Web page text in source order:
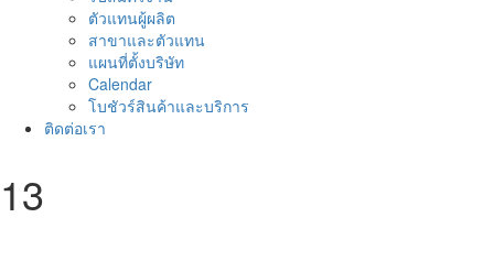
ตัวแทนผู้ผลิต
สาขาและตัวแทน
แผนที่ตั้งบริษัท
Calendar
โบชัวร์สินค้าและบริการ
ติดต่อเรา
13